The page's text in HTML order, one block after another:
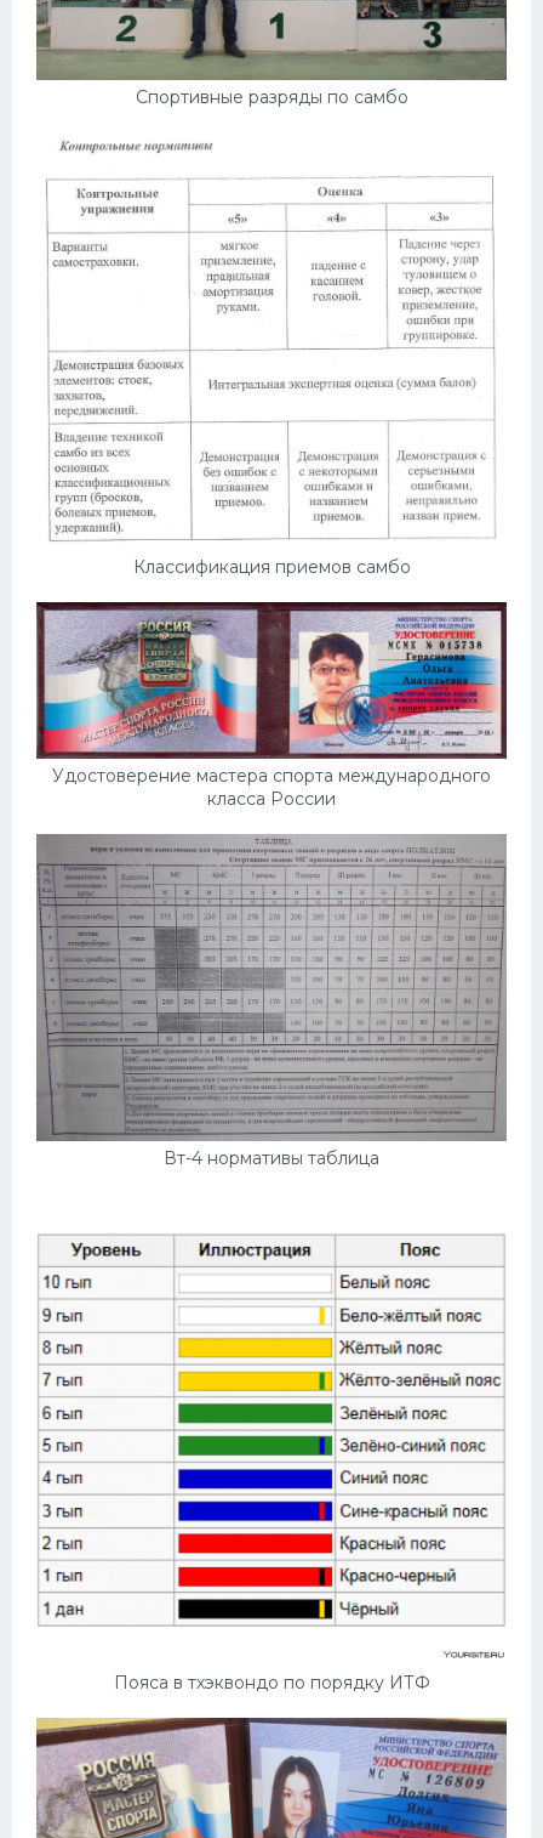
Спортивные разряды по самбо
Классификация приемов самбо
Удостоверение мастера спорта международного
класса России
Вт-4 нормативы таблица
Пояса в тхэквондо по порядку ИТФ